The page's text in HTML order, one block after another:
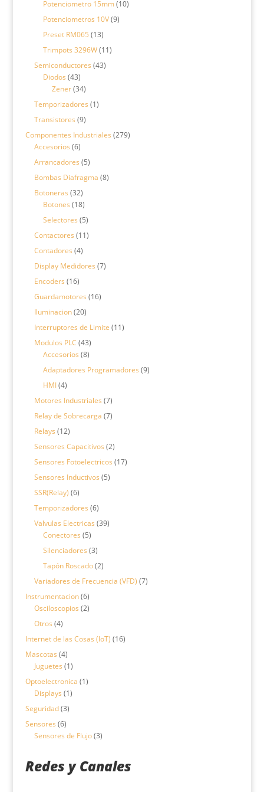
productos
Potenciometro 15mm 1010
Potenciometros 10V 99
Preset RM065 1313
productos
Trimpots 3296W 1111
Semiconductores 4343
Diodos 4343
productos
Zener 3434
productos
Temporizadores 11
Transistores 99
productos
Componentes Industriales 279279
Accesorios 66
productos
Arrancadores 55
productos
Bombas Diafragma 88
Botoneras 3232
productos
Botones 1818
productos
Selectores 55
productos
Contactores 1111
Contadores 44
productos
Display Medidores 77
Encoders 1616
productos
Guardamotores 1616
Iluminacion 2020
productos
Interruptores de Limite 1111
Modulos PLC 4343
productos
Accesorios 88
productos
Adaptadores Programadores 99
HMI 44
productos
Motores Industriales 77
productos
Relay de Sobrecarga 77
Relays 1212
productos
Sensores Capacitivos 22
productos
Sensores Fotoelectricos 1717
Sensores Inductivos 55
SSR(Relay) 66
productos
Temporizadores 66
productos
Valvulas Electricas 3939
Conectores 55
productos
Silenciadores 33
productos
Tapón Roscado 22
productos
Variadores de Frecuencia (VFD) 77
Instrumentacion 66
productos
Osciloscopios 22
Otros 44
productos
Internet de las Cosas (IoT) 1616
Mascotas 44
productos
Juguetes 11
producto
Optoelectronica 11
Displays 11
Seguridad 33
Sensores 66
productos
Sensores de Flujo 33
Redes y Canales